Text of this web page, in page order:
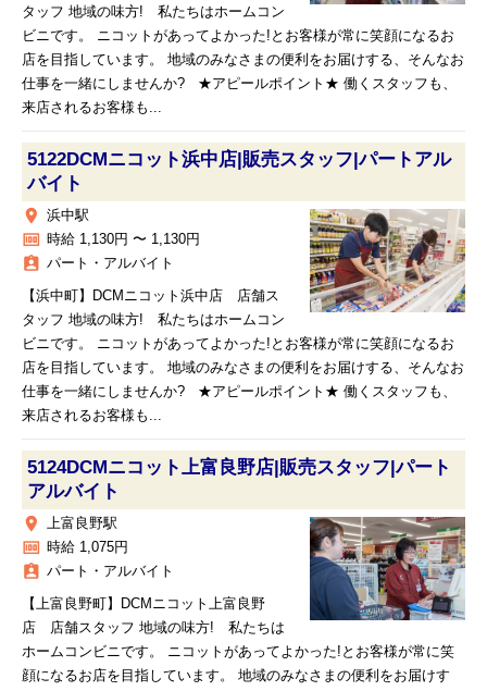
タッフ 地域の味方! 私たちはホームコン
ビニです。 ニコットがあってよかった!とお客様が常に笑顔になるお
店を目指しています。 地域のみなさまの便利をお届けする、そんなお
仕事を一緒にしませんか? ★アピールポイント★ 働くスタッフも、
来店されるお客様も...
5122DCMニコット浜中店|販売スタッフ|パートアル
バイト
place 浜中駅
money 時給 1,130円 〜 1,130円
assignment_ind パート・アルバイト
【浜中町】DCMニコット浜中店 店舗ス
タッフ 地域の味方! 私たちはホームコン
ビニです。 ニコットがあってよかった!とお客様が常に笑顔になるお
店を目指しています。 地域のみなさまの便利をお届けする、そんなお
仕事を一緒にしませんか? ★アピールポイント★ 働くスタッフも、
来店されるお客様も...
5124DCMニコット上富良野店|販売スタッフ|パート
アルバイト
place 上富良野駅
money 時給 1,075円
assignment_ind パート・アルバイト
【上富良野町】DCMニコット上富良野
店 店舗スタッフ 地域の味方! 私たちは
ホームコンビニです。 ニコットがあってよかった!とお客様が常に笑
顔になるお店を目指しています。 地域のみなさまの便利をお届けす